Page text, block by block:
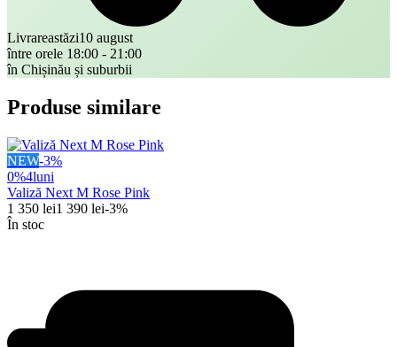
Livrareastăzi10 august
între orele 18:00 - 21:00
în Chișinău și suburbii
Produse similare
NEW-3%
0%4luni
Valiză Next M Rose Pink
1 350 lei1 390 lei-3%
În stoc